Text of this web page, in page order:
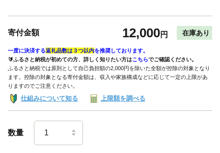
寄付金額 12,000円 在庫あり
一度に決済する返礼品数は３つ以内を推奨しております。
🔰ふるさと納税が初めての方、詳しく知りたい方はこちらでご確認ください。
ふるさと納税では原則として自己負担額の2,000円を除いた全額が控除の対象となり
ます。控除の対象となる寄付金額は、収入や家族構成などに応じて一定の上限があ
りますのでご注意ください。
仕組みについて知る 上限額を調べる
数量